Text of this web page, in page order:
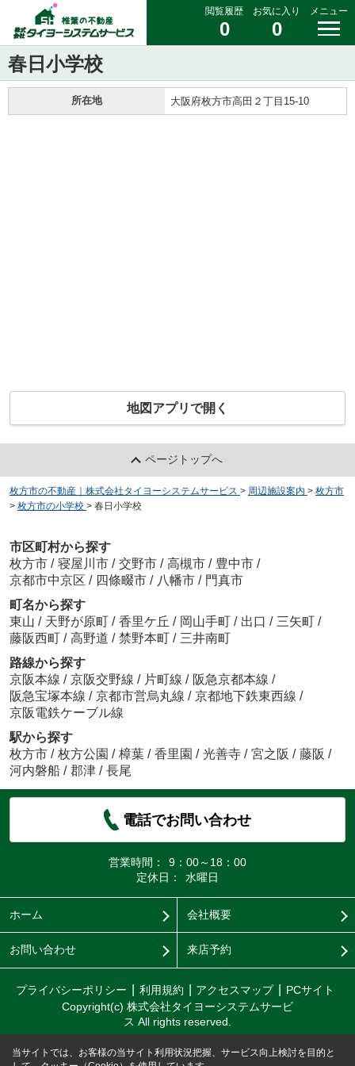
閲覧履歴
0
お気に入り
0
メニュー
春日小学校
所在地 大阪府枚方市高田２丁目15-10
地図アプリで開く
ページトップへ
枚方市の不動産｜株式会社タイヨーシステムサービス > 周辺施設案内 > 枚方市
> 枚方市の小学校 > 春日小学校
市区町村から探す
枚方市 / 寝屋川市 / 交野市 / 高槻市 / 豊中市 /
京都市中京区 / 四條畷市 / 八幡市 / 門真市
町名から探す
東山 / 天野が原町 / 香里ケ丘 / 岡山手町 / 出口 / 三矢町 /
藤阪西町 / 高野道 / 禁野本町 / 三井南町
路線から探す
京阪本線 / 京阪交野線 / 片町線 / 阪急京都本線 /
阪急宝塚本線 / 京都市営烏丸線 / 京都地下鉄東西線 /
京阪電鉄ケーブル線
駅から探す
枚方市 / 枚方公園 / 樟葉 / 香里園 / 光善寺 / 宮之阪 / 藤阪 /
河内磐船 / 郡津 / 長尾
電話でお問い合わせ
営業時間：
9：00～18：00
定休日：
水曜日
ホーム 会社概要
お問い合わせ 来店予約
プライバシーポリシー 利用規約 アクセスマップ
PCサイト
Copyright(c) 株式会社タイヨーシステムサービ
ス All rights reserved.
当サイトでは、お客様の当サイト利用状況把握、サービス向上検討を目的と